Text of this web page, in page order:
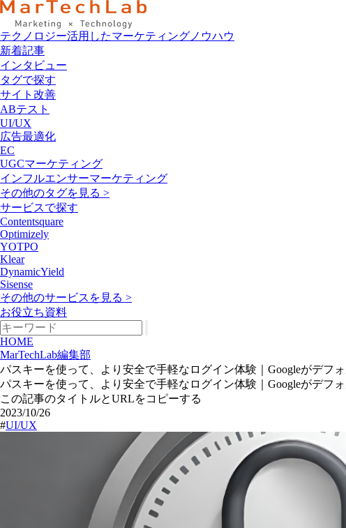
テクノロジー活用したマーケティングノウハウ
新着記事
インタビュー
タグで探す
サイト改善
ABテスト
UI/UX
広告最適化
EC
UGCマーケティング
インフルエンサーマーケティング
その他のタグを見る >
サービスで探す
Contentsquare
Optimizely
YOTPO
Klear
DynamicYield
Sisense
その他のサービスを見る >
お役立ち資料
HOME
MarTechLab編集部
パスキーを使って、より安全で手軽なログイン体験｜Googleがデフ
パスキーを使って、より安全で手軽なログイン体験｜Googleがデフ
この記事のタイトルとURLをコピーする
2023/10/26
#UI/UX